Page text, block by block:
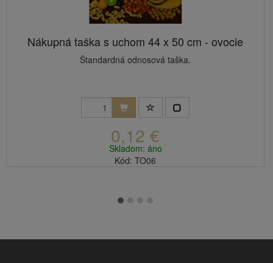
Nákupná taška s uchom 44 x 50 cm - ovocie
Štandardná odnosová taška.
0,12 €
Skladom: áno
Kód: TO06